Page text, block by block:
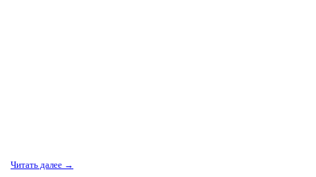
Читать далее →